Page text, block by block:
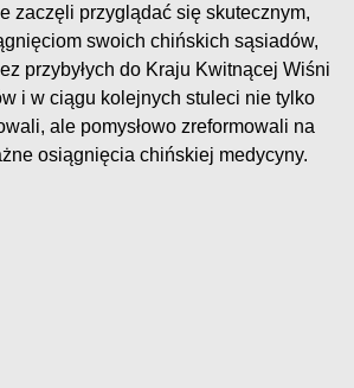
zaczęli przyglądać się skutecznym,
swoich chińskich sąsiadów,
przybyłych do Kraju Kwitnącej Wiśni
i w ciągu kolejnych stuleci nie tylko
ale pomysłowo zreformowali na
osiągnięcia chińskiej medycyny.